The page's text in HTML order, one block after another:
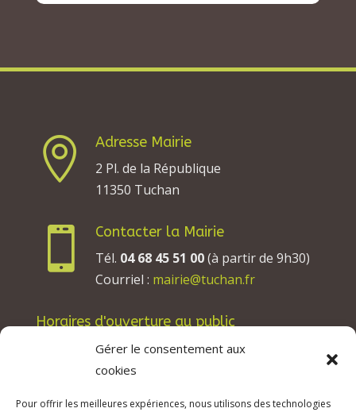
Gérer le consentement aux
cookies
Pour offrir les meilleures expériences, nous utilisons des technologies

Adresse Mairie
2 Pl. de la République
11350 Tuchan

Contacter la Mairie
Tél. 04 68 45 51 00(à partir de 9h30)
Courriel : mairie@tuchan.fr
Horaires d'ouverture au public
Les lundis, mardis et jeudis : de 8h à 12h et de
13h30 à 17h30.